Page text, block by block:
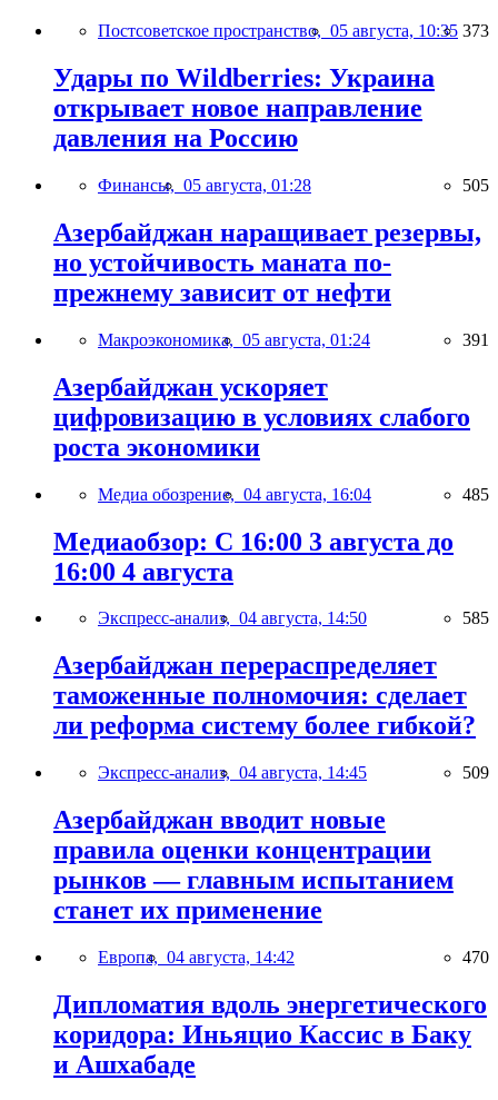
Постсоветское пространство, 05 августа, 10:35 373
Удары по Wildberries: Украина
открывает новое направление
давления на Россию
Финансы, 05 августа, 01:28 505
Азербайджан наращивает резервы,
но устойчивость маната по-
прежнему зависит от нефти
Макроэкономика, 05 августа, 01:24 391
Азербайджан ускоряет
цифровизацию в условиях слабого
роста экономики
Медиа обозрение, 04 августа, 16:04 485
Медиаобзор: С 16:00 3 августа до
16:00 4 августа
Экспресс-анализ, 04 августа, 14:50 585
Азербайджан перераспределяет
таможенные полномочия: сделает
ли реформа систему более гибкой?
Экспресс-анализ, 04 августа, 14:45 509
Азербайджан вводит новые
правила оценки концентрации
рынков — главным испытанием
станет их применение
Европа, 04 августа, 14:42 470
Дипломатия вдоль энергетического
коридора: Иньяцио Кассис в Баку
и Ашхабаде